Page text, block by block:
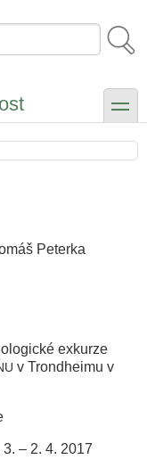
toggle
Peterka
exkurze
v Trondheimu v
– 2. 4. 2017